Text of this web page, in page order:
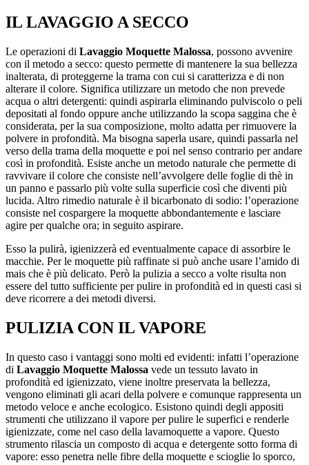
IL LAVAGGIO A SECCO
Le operazioni di Lavaggio Moquette Malossa, possono avvenire
con il metodo a secco: questo permette di mantenere la sua bellezza
inalterata, di proteggerne la trama con cui si caratterizza e di non
alterare il colore. Significa utilizzare un metodo che non prevede
acqua o altri detergenti: quindi aspirarla eliminando pulviscolo o peli
depositati al fondo oppure anche utilizzando la scopa saggina che è
considerata, per la sua composizione, molto adatta per rimuovere la
polvere in profondità. Ma bisogna saperla usare, quindi passarla nel
verso della trama della moquette e poi nel senso contrario per andare
così in profondità. Esiste anche un metodo naturale che permette di
ravvivare il colore che consiste nell’avvolgere delle foglie di thè in
un panno e passarlo più volte sulla superficie così che diventi più
lucida. Altro rimedio naturale è il bicarbonato di sodio: l’operazione
consiste nel cospargere la moquette abbondantemente e lasciare
agire per qualche ora; in seguito aspirare.
Esso la pulirà, igienizzerà ed eventualmente capace di assorbire le
macchie. Per le moquette più raffinate si può anche usare l’amido di
mais che è più delicato. Però la pulizia a secco a volte risulta non
essere del tutto sufficiente per pulire in profondità ed in questi casi si
deve ricorrere a dei metodi diversi.
PULIZIA CON IL VAPORE
In questo caso i vantaggi sono molti ed evidenti: infatti l’operazione
di Lavaggio Moquette Malossa vede un tessuto lavato in
profondità ed igienizzato, viene inoltre preservata la bellezza,
vengono eliminati gli acari della polvere e comunque rappresenta un
metodo veloce e anche ecologico. Esistono quindi degli appositi
strumenti che utilizzano il vapore per pulire le superfici e renderle
igienizzate, come nel caso della lavamoquette a vapore. Questo
strumento rilascia un composto di acqua e detergente sotto forma di
vapore: esso penetra nelle fibre della moquette e scioglie lo sporco,